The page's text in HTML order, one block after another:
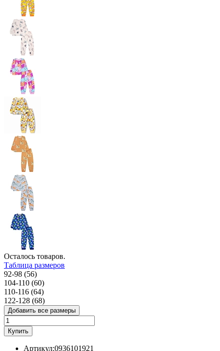
Осталось товаров.
Таблица размеров
92-98 (56)
104-110 (60)
110-116 (64)
122-128 (68)
Добавить все размеры
Купить
Артикул:0936101921